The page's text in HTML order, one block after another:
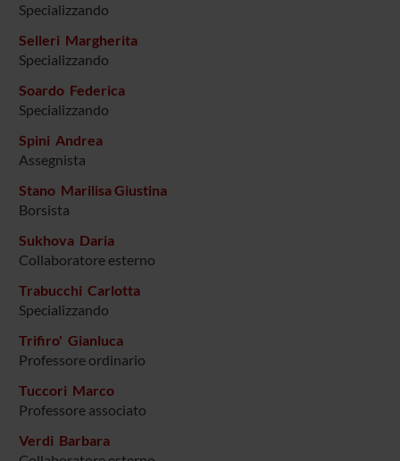
Specializzando
Selleri Margherita
Specializzando
Soardo Federica
Specializzando
Spini Andrea
Assegnista
Stano Marilisa Giustina
Borsista
Sukhova Daria
Collaboratore esterno
Trabucchi Carlotta
Specializzando
Trifiro' Gianluca
Professore ordinario
Tuccori Marco
Professore associato
Verdi Barbara